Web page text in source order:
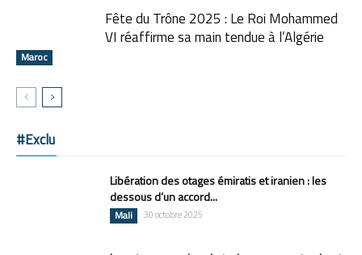
Maroc
Fête du Trône 2025 : Le Roi Mohammed
VI réaffirme sa main tendue à l’Algérie
#Exclu
Libération des otages émiratis et iranien : les
dessous d’un accord...
Mali 30 octobre 2025